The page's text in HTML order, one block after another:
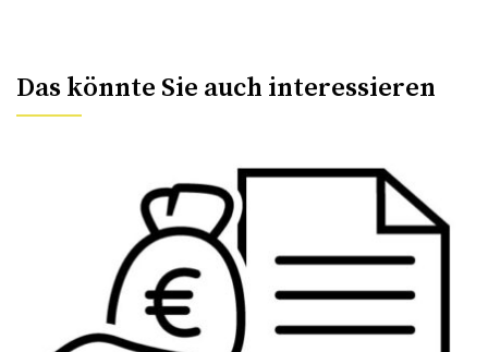
Das könnte Sie auch interessieren